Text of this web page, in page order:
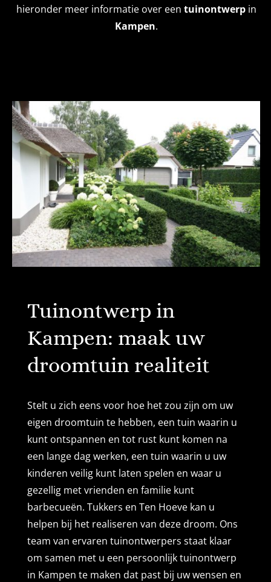
hieronder meer informatie over een tuinontwerp in
Kampen.
Tuinontwerp in
Kampen: maak uw
droomtuin realiteit
Stelt u zich eens voor hoe het zou zijn om uw
eigen droomtuin te hebben, een tuin waarin u
kunt ontspannen en tot rust kunt komen na
een lange dag werken, een tuin waarin u uw
kinderen veilig kunt laten spelen en waar u
gezellig met vrienden en familie kunt
barbecueën. Tukkers en Ten Hoeve kan u
helpen bij het realiseren van deze droom. Ons
team van ervaren tuinontwerpers staat klaar
om samen met u een persoonlijk tuinontwerp
in Kampen te maken dat past bij uw wensen en